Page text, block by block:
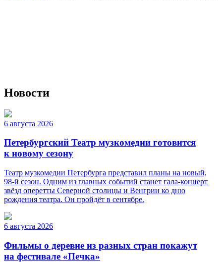
Новости
6 августа 2026
Петербургский Театр музкомедии готовится
к новому сезону
Театр музкомедии Петербурга представил планы на новый,
98-й сезон. Одним из главных событий станет гала-концерт
звёзд оперетты Северной столицы и Венгрии ко дню
рождения театра. Он пройдёт в сентябре.
6 августа 2026
Фильмы о деревне из разных стран покажут
на фестивале «Печка»